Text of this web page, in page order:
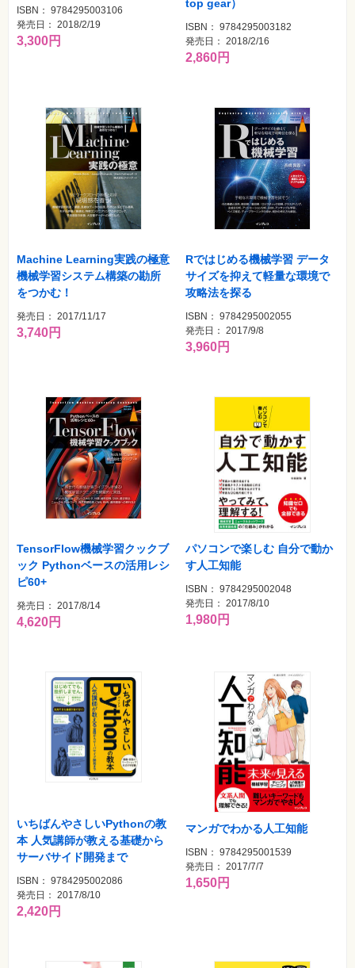
ISBN： 9784295003106
発売日： 2018/2/19
3,300円
top gear）
ISBN： 9784295003182
発売日： 2018/2/16
2,860円
Machine Learning実践の極意
機械学習システム構築の勘所
をつかむ！
発売日： 2017/11/17
3,740円
Rではじめる機械学習 データ
サイズを抑えて軽量な環境で
攻略法を探る
ISBN： 9784295002055
発売日： 2017/9/8
3,960円
TensorFlow機械学習クックブ
ック Pythonベースの活用レシ
ピ60+
発売日： 2017/8/14
4,620円
パソコンで楽しむ 自分で動か
す人工知能
ISBN： 9784295002048
発売日： 2017/8/10
1,980円
いちばんやさしいPythonの教
本 人気講師が教える基礎から
サーバサイド開発まで
ISBN： 9784295002086
発売日： 2017/8/10
2,420円
マンガでわかる人工知能
ISBN： 9784295001539
発売日： 2017/7/7
1,650円